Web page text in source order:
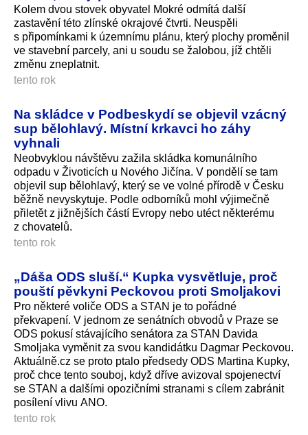
Kolem dvou stovek obyvatel Mokré odmítá další
zastavění této zlínské okrajové čtvrti. Neuspěli
s připomínkami k územnímu plánu, který plochy proměnil
ve stavební parcely, ani u soudu se žalobou, jíž chtěli
změnu zneplatnit.
tento rok
Na skládce v Podbeskydí se objevil vzácný
sup bělohlavý. Místní krkavci ho záhy
vyhnali
Neobvyklou návštěvu zažila skládka komunálního
odpadu v Životicích u Nového Jičína. V pondělí se tam
objevil sup bělohlavý, který se ve volné přírodě v Česku
běžně nevyskytuje. Podle odborníků mohl výjimečně
přiletět z jižnějších částí Evropy nebo utéct některému
z chovatelů.
tento rok
„Dáša ODS sluší.“ Kupka vysvětluje, proč
pouští pěvkyni Peckovou proti Smoljakovi
Pro některé voliče ODS a STAN je to pořádné
překvapení. V jednom ze senátních obvodů v Praze se
ODS pokusí stávajícího senátora za STAN Davida
Smoljaka vyměnit za svou kandidátku Dagmar Peckovou.
Aktuálně.cz se proto ptalo předsedy ODS Martina Kupky,
proč chce tento souboj, když dříve avizoval spojenectví
se STAN a dalšími opozičními stranami s cílem zabránit
posílení vlivu ANO.
tento rok